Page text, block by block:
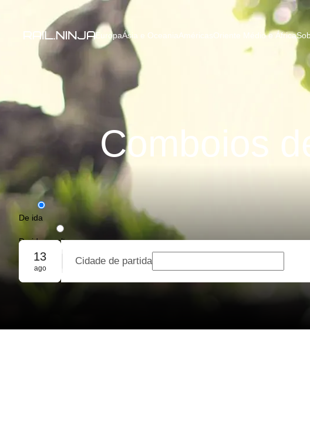
EuropaÁsia e OceaniaAméricas Oriente Médio e África
Comboios
De ida
De ida e volta
Reserva em grupo
13
ago
Cidade de partida